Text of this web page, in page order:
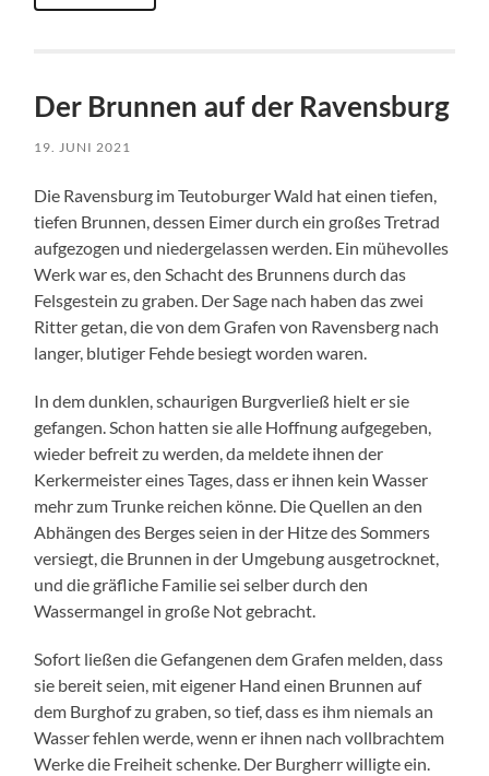
Der Brunnen auf der Ravensburg
19. JUNI 2021
Die Ravensburg im Teutoburger Wald hat einen tiefen,
tiefen Brunnen, dessen Eimer durch ein großes Tretrad
aufgezogen und niedergelassen werden. Ein mühevolles
Werk war es, den Schacht des Brunnens durch das
Felsgestein zu graben. Der Sage nach haben das zwei
Ritter getan, die von dem Grafen von Ravensberg nach
langer, blutiger Fehde besiegt worden waren.
In dem dunklen, schaurigen Burgverließ hielt er sie
gefangen. Schon hatten sie alle Hoffnung aufgegeben,
wieder befreit zu werden, da meldete ihnen der
Kerkermeister eines Tages, dass er ihnen kein Wasser
mehr zum Trunke reichen könne. Die Quellen an den
Abhängen des Berges seien in der Hitze des Sommers
versiegt, die Brunnen in der Umgebung ausgetrocknet,
und die gräfliche Familie sei selber durch den
Wassermangel in große Not gebracht.
Sofort ließen die Gefangenen dem Grafen melden, dass
sie bereit seien, mit eigener Hand einen Brunnen auf
dem Burghof zu graben, so tief, dass es ihm niemals an
Wasser fehlen werde, wenn er ihnen nach vollbrachtem
Werke die Freiheit schenke. Der Burgherr willigte ein.